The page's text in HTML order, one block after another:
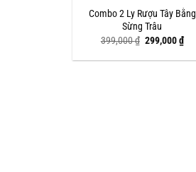
Combo 2 Ly Rượu Tây Bằng
Sừng Trâu
399,000₫ Giá
là:
299,000₫Giá
hiện
tại